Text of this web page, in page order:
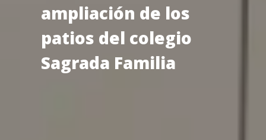
ampliación de los
patios del colegio
Sagrada Familia